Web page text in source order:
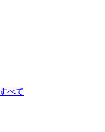
べて